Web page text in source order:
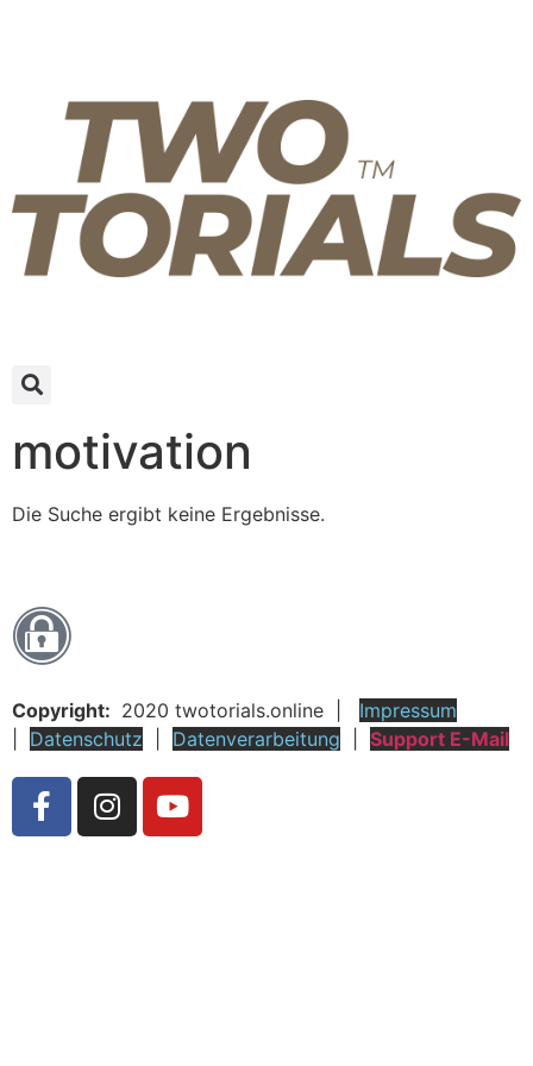
motivation
Die Suche ergibt keine Ergebnisse.
Copyright: 2020 twotorials.online | Impressum
Datenschutz Datenverarbeitung Support E-Mail